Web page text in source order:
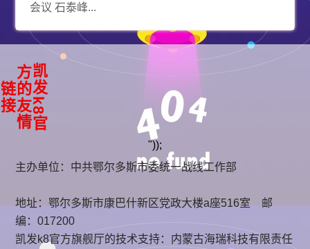
会议 石泰峰...
凯
k
8
官
方
友
情
"));
主办单位：中共鄂尔多斯市委统一战线工作部
地址：鄂尔多斯市康巴什新区党政大楼a座516室 邮
编：017200
凯发k8官方旗舰厅的技术支持： 内蒙古海瑞科技有限责任